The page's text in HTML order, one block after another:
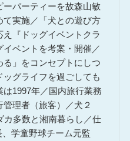
パーティーを故森山敏
実施／「犬との遊び方
『ドッグイベントクラ
ベントを考案・開催／
る」をコンセプトにしつ
グライフを過ごしても
1997年／国内旅行業務
理者（旅客）／犬２
カ多数と湘南暮らし／仕
学童野球チーム元監